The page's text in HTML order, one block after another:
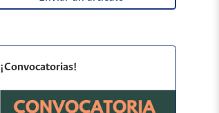
¡Convocatorias!